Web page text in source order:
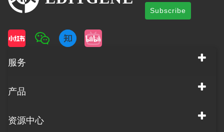
Subscribe
服务
产品
资源中心